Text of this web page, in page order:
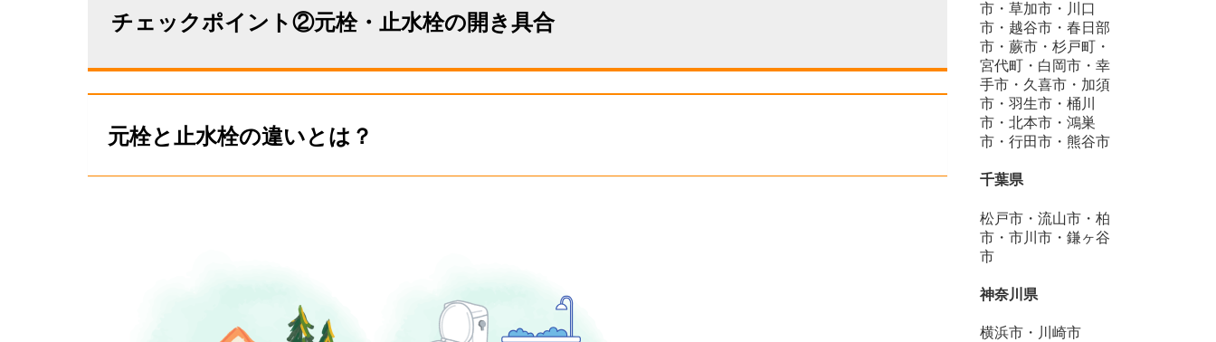
チェックポイント②元栓・止水栓の開き具合
元栓と止水栓の違いとは？
市・草加市・川口
市・越谷市・春日部
市・蕨市・杉戸町・
宮代町・白岡市・幸
手市・久喜市・加須
市・羽生市・桶川
市・北本市・鴻巣
市・行田市・熊谷市
千葉県
松戸市・流山市・柏
市・市川市・鎌ヶ谷
市
神奈川県
横浜市・川崎市